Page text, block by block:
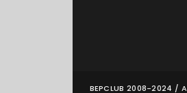
BEPCLUB 2008-2024 /